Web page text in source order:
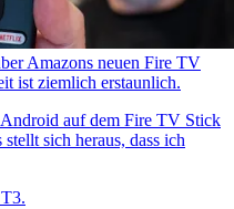
Amazons neuen Fire TV
ist ziemlich erstaunlich.
Android auf dem Fire TV Stick
sich heraus, dass ich